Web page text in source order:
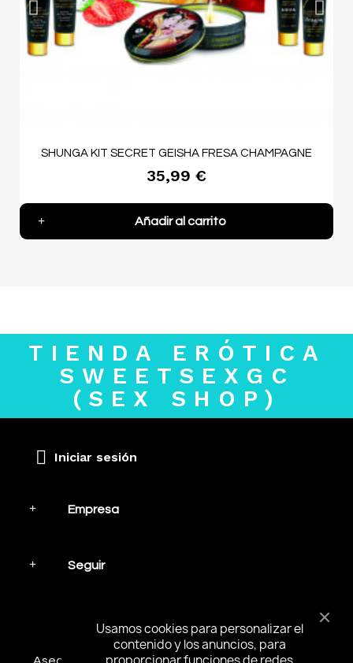
SHUNGA KIT SECRET GEISHA FRESA CHAMPAGNE
35,99 €
Añadir al carrito
TIENDA ERÓTICA
SWEETSEXGC
(SEX SHOP)
Iniciar sesión
Empresa
Seguir
Mantente en contacto
Usamos cookies para personalizar el
contenido y los anuncios, para